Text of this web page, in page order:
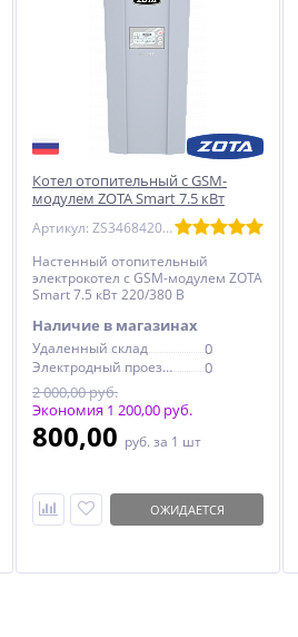
Котел отопительный с GSM-
модулем ZOTA Smart 7.5 кВт
Артикул: ZS3468420007
Настенный отопительный
электрокотел с GSM-модулем ZOTA
Smart 7.5 кВт 220/380 В
Наличие в магазинах
Удаленный склад 0
Электродный проезд, 6с1
0
2 000,00 руб.
Экономия 1 200,00 руб.
800,00 руб. за 1 шт
ОЖИДАЕТСЯ